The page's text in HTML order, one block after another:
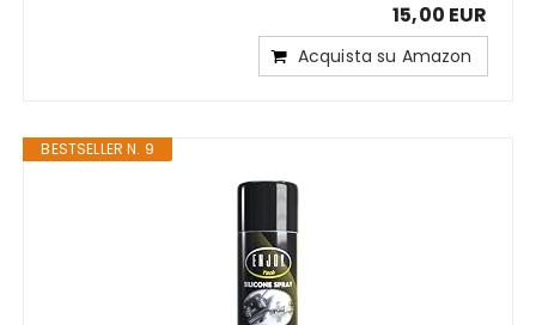
15,00 EUR
Acquista su Amazon
BESTSELLER N. 9